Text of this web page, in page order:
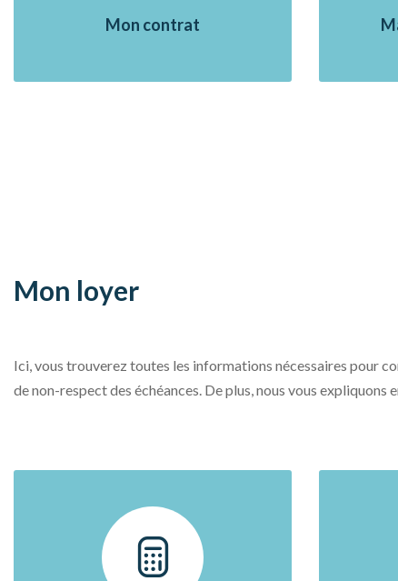
Mon contrat
Mon loyer
Ici, vous trouverez toutes les informations nécessaires pour
de non-respect des échéances. De plus, nous vous